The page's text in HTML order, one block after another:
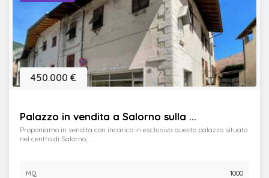
Palazzo in vendita a Salorno sulla ...
450.000 €
Proponiamo in vendita con incarico in esclusiva questo palazzo situato
nel centro di Salorno, ...
MQ.
1000